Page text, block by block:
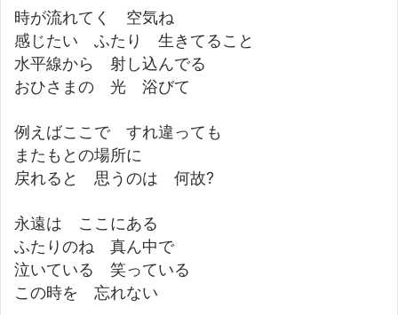
時が流れてく 空気ね
感じたい ふたり 生きてること
水平線から 射し込んでる
おひさまの 光 浴びて
例えばここで すれ違っても
またもとの場所に
戻れると 思うのは 何故?
永遠は ここにある
ふたりのね 真ん中で
泣いている 笑っている
この時を 忘れない